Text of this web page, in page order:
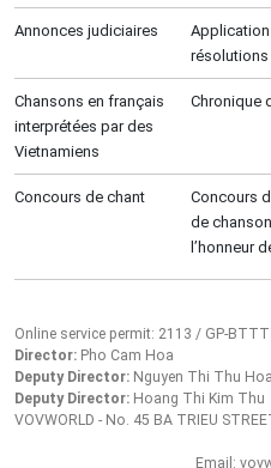
Annonces judiciaires
résolutions
Chansons en français
interprétées par des
Vietnamiens
Chronique
Concours de chant
Concours
de
l’honneur
Online service permit: 2113 / GP-
Director: Pho Cam Hoa
Deputy Director: Nguyen Thi Thu Hoa
Deputy Director: Hoang Thi Kim Thu
VOVWORLD - No. 45 BA TRIEU
Email: